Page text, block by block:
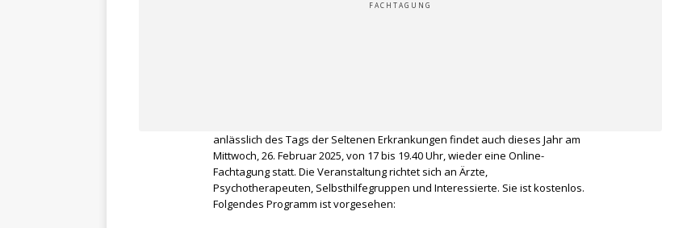
anlässlich des Tags der Seltenen Erkrankungen findet auch dieses Jahr am
Mittwoch, 26. Februar 2025, von 17 bis 19.40 Uhr, wieder eine Online-
Fachtagung statt. Die Veranstaltung richtet sich an Ärzte,
Psychotherapeuten, Selbsthilfegruppen und Interessierte. Sie ist kostenlos.
Folgendes Programm ist vorgesehen:
FACHTAGUNG